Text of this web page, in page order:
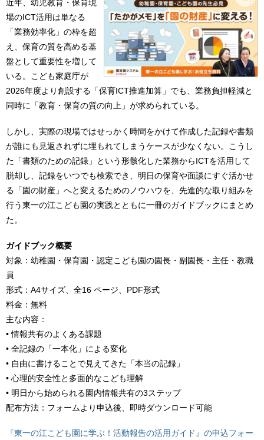
近年、幼児教育・保育現
場のICT活用は単なる
「業務効率化」の枠を超
え、保育の質を高める基
盤として重要性を増して
いる。こども家庭庁が
2026年度より創設する「保育ICT推進加算」でも、業務負担軽減と
同時に「教育・保育の質の向上」が求められている。
しかし、実際の現場ではせっかく時間をかけて作成した記録や書類
が誰にも見返されずに埋もれてしまうケースが少なくない。こうし
た「書類のための記録」という形骸化した業務からICTを活用して
脱却し、記録をいつでも検索でき、明日の保育や面談にすぐ活かせ
る「園の財産」へと変えるためのノウハウを、先進的な取り組みを
行う東一の江こども園の実践とともに一冊のガイドブックにまとめ
た。
ガイドブック概要
対象：幼稚園・保育園・認定こども園の園長・副園長・主任・教職
員
形式：A4サイズ、全16 ページ、PDF形式
料金：無料
主な内容：
• 情報共有のよくある課題
• 全記録の「一本化」による変化
• 自由に書けることで見えてきた「本当の記録」
• 心理的安全性と多面的なこども理解
• 明日から始められる園内情報共有の3ステップ
配布方法：フォームより申込後、即時ダウンロード可能
『東一の江こども園に学ぶ！活動報告の活用ガイド』の申込フォー